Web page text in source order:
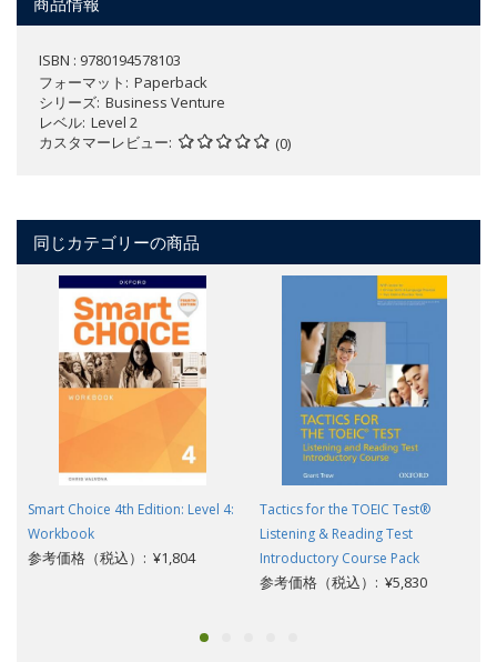
ISBN : 9780194578103
フォーマット
Paperback
シリーズ Business Venture
レベル Level 2
カスタマーレビュー
(0)
同じカテゴリーの商品
Smart Choice 4th Edition: Level 4:
Workbook
参考価格（税込）: ¥1,804
Tactics for the TOEIC Test®
Listening & Reading Test
Introductory Course Pack
参考価格（税込）: ¥5,830